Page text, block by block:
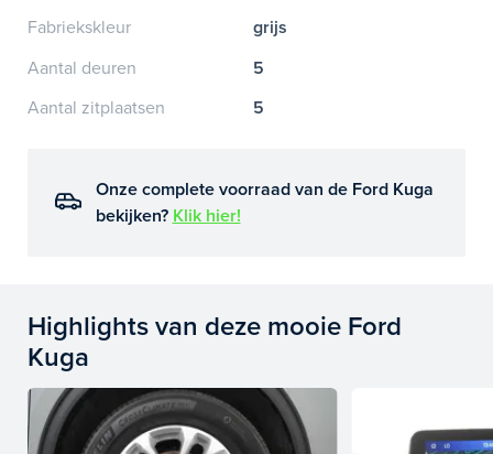
Fabriekskleur
grijs
Aantal deuren
5
Aantal zitplaatsen
5
Onze complete voorraad van de Ford Kuga
bekijken? Klik hier!
Highlights van deze mooie Ford
Kuga